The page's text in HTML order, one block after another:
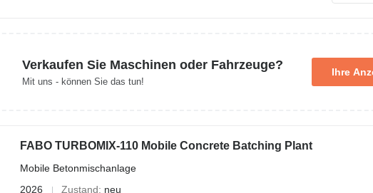
Verkaufen Sie Maschinen oder Fahrzeuge?
Mit uns - können Sie das tun!
Ihre
FABO TURBOMIX-110 Mobile Concrete Batching Plant
Mobile Betonmischanlage
2026
Zustand
neu